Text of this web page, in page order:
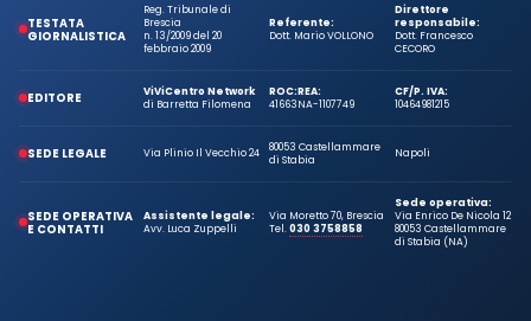
TESTATA
GIORNALISTICA
Reg. Tribunale di
Brescia
n. 13/2009 del 20
febbraio 2009
Referente:
Dott. Mario VOLLONO
Direttore
responsabile:
Dott. Francesco
CECORO
EDITORE
ViViCentro Network
di Barretta Filomena
ROC:
41663
REA:
NA-1107749
CF/P. IVA:
10464981215
SEDE LEGALE Via Plinio Il Vecchio 24
80053 Castellammare
di Stabia
Napoli
SEDE OPERATIVA
E CONTATTI
Assistente legale:
Avv. Luca Zuppelli
Via Moretto 70, Brescia
Tel.030 3758858
Sede operativa:
Via Enrico De Nicola 12
80053 Castellammare
di Stabia (NA)